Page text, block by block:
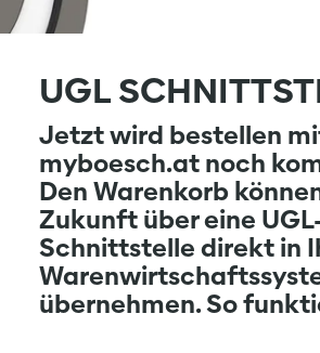
UGL
Jetzt wird bestellen
myboesch.at noch
Den Warenkorb
Zukunft über eine
Schnittstelle direkt in
übernehmen. So